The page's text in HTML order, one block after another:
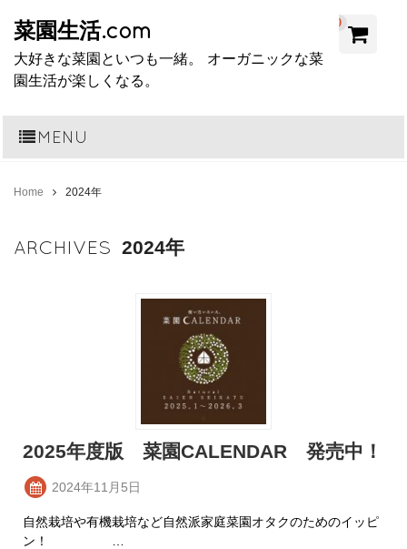
菜園生活.com
大好きな菜園といつも一緒。 オーガニックな菜
園生活が楽しくなる。
0
MENU
Home 2024年
ARCHIVES 2024年
2025年度版 菜園CALENDAR 発売中！
2024年11月5日
自然栽培や有機栽培など自然派家庭菜園オタクのためのイッピ
ン！ …